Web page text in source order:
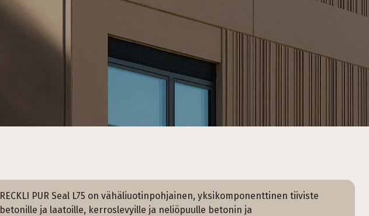
RECKLI PUR Seal L75 on vähäliuotinpohjainen, yksikomponenttinen tiiviste
betonille ja laatoille, kerroslevyille ja neliöpuulle betonin ja